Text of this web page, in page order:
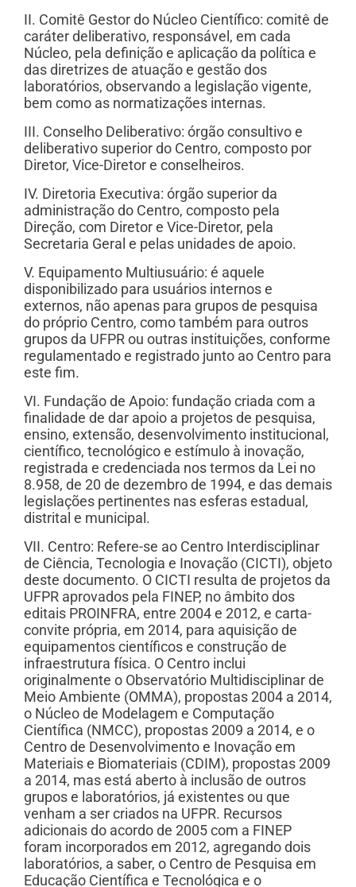
II. Comitê Gestor do Núcleo Científico: comitê de
caráter deliberativo, responsável, em cada
Núcleo, pela definição e aplicação da política e
das diretrizes de atuação e gestão dos
laboratórios, observando a legislação vigente,
bem como as normatizações internas.
III. Conselho Deliberativo: órgão consultivo e
deliberativo superior do Centro, composto por
Diretor, Vice-Diretor e conselheiros.
IV. Diretoria Executiva: órgão superior da
administração do Centro, composto pela
Direção, com Diretor e Vice-Diretor, pela
Secretaria Geral e pelas unidades de apoio.
V. Equipamento Multiusuário: é aquele
disponibilizado para usuários internos e
externos, não apenas para grupos de pesquisa
do próprio Centro, como também para outros
grupos da UFPR ou outras instituições, conforme
regulamentado e registrado junto ao Centro para
este fim.
VI. Fundação de Apoio: fundação criada com a
finalidade de dar apoio a projetos de pesquisa,
ensino, extensão, desenvolvimento institucional,
científico, tecnológico e estímulo à inovação,
registrada e credenciada nos termos da Lei no
8.958, de 20 de dezembro de 1994, e das demais
legislações pertinentes nas esferas estadual,
distrital e municipal.
VII. Centro: Refere-se ao Centro Interdisciplinar
de Ciência, Tecnologia e Inovação (CICTI), objeto
deste documento. O CICTI resulta de projetos da
UFPR aprovados pela FINEP, no âmbito dos
editais PROINFRA, entre 2004 e 2012, e carta-
convite própria, em 2014, para aquisição de
equipamentos científicos e construção de
infraestrutura física. O Centro inclui
originalmente o Observatório Multidisciplinar de
Meio Ambiente (OMMA), propostas 2004 a 2014,
o Núcleo de Modelagem e Computação
Científica (NMCC), propostas 2009 a 2014, e o
Centro de Desenvolvimento e Inovação em
Materiais e Biomateriais (CDIM), propostas 2009
a 2014, mas está aberto à inclusão de outros
grupos e laboratórios, já existentes ou que
venham a ser criados na UFPR. Recursos
adicionais do acordo de 2005 com a FINEP
foram incorporados em 2012, agregando dois
laboratórios, a saber, o Centro de Pesquisa em
Educação Científica e Tecnológica e o